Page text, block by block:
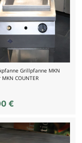
Grillpfanne MKN
COUNTER
€